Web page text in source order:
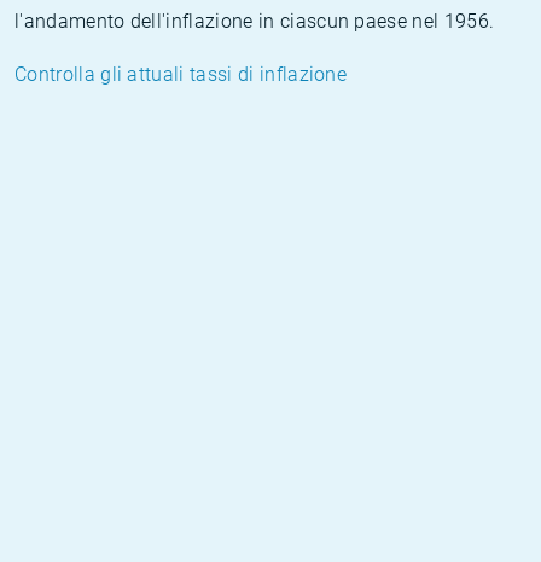
l'andamento dell'inflazione in ciascun paese nel 1956.
Controlla gli attuali tassi di inflazione